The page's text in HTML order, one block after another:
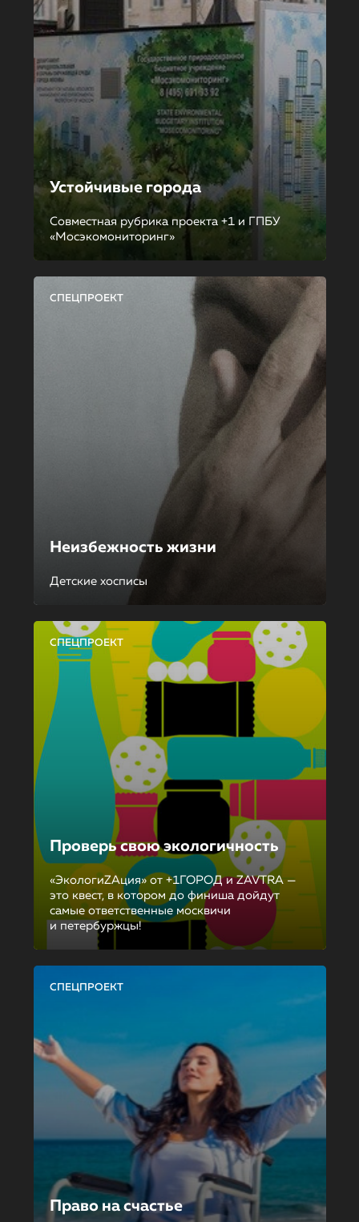
Устойчивые города
Совместная рубрика проекта +1 и ГПБУ
«Мосэкомониторинг»
СПЕЦПРОЕКТ
Неизбежность жизни
Детские хосписы
СПЕЦПРОЕКТ
Проверь свою экологичность
«ЭкологиZAция» от +1ГОРОД и ZAVTRA —
это квест, в котором до финиша дойдут
самые ответственные москвичи
и петербуржцы!
СПЕЦПРОЕКТ
Право на счастье